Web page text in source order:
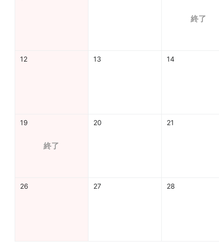
終了
12 13 14
19
終了
20 21
26 27 28